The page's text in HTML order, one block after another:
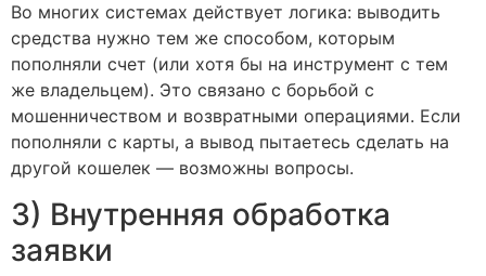
Во многих системах действует логика: выводить
средства нужно тем же способом, которым
пополняли счет (или хотя бы на инструмент с тем
же владельцем). Это связано с борьбой с
мошенничеством и возвратными операциями. Если
пополняли с карты, а вывод пытаетесь сделать на
другой кошелек — возможны вопросы.
3) Внутренняя обработка
заявки